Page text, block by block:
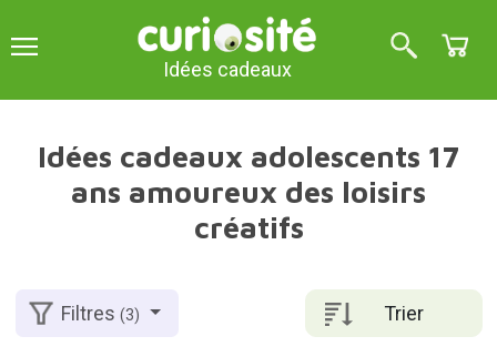
Idées cadeaux
Idées cadeaux adolescents 17
ans amoureux des loisirs
créatifs
Trier
Filtres(3)